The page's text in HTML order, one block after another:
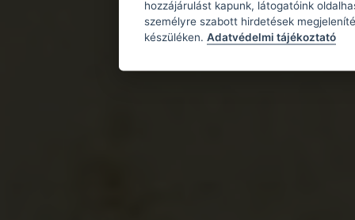
hozzájárulást kapunk, látogatóink
személyre szabott hirdetések
készüléken. Adatvédelmi tájékoztató